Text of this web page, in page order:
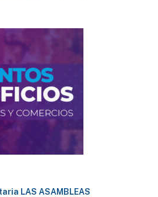
LAS ASAMBLEAS